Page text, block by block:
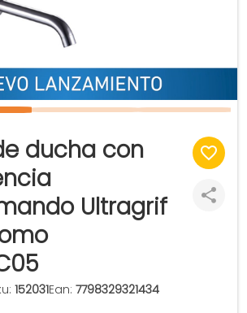
ducha con
Ultragrif
152031Ean: 7798329321434